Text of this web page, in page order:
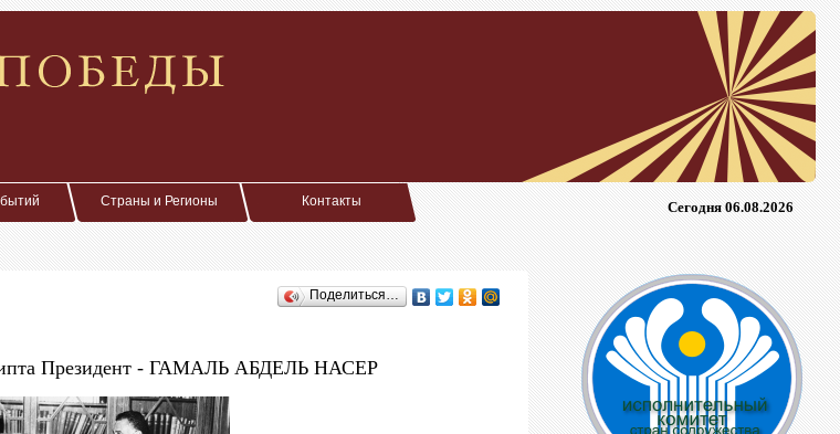
Страны и Регионы Контакты Сегодня 06.08.2026
Поделиться…
Президент - ГАМАЛЬ АБДЕЛЬ НАСЕР